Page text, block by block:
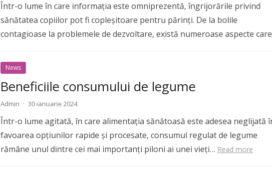
Într-o lume în care informația este omniprezentă, îngrijorările privind
sănătatea copiilor pot fi copleșitoare pentru părinți. De la bolile
contagioase la problemele de dezvoltare, există numeroase aspecte
News
Beneficiile consumului de legume
Admin · 30 ianuarie 2024
Într-o lume agitată, în care alimentația sănătoasă este adesea neglijată
favoarea opțiunilor rapide și procesate, consumul regulat de legume
rămâne unul dintre cei mai importanți piloni ai unei vieți… Read more